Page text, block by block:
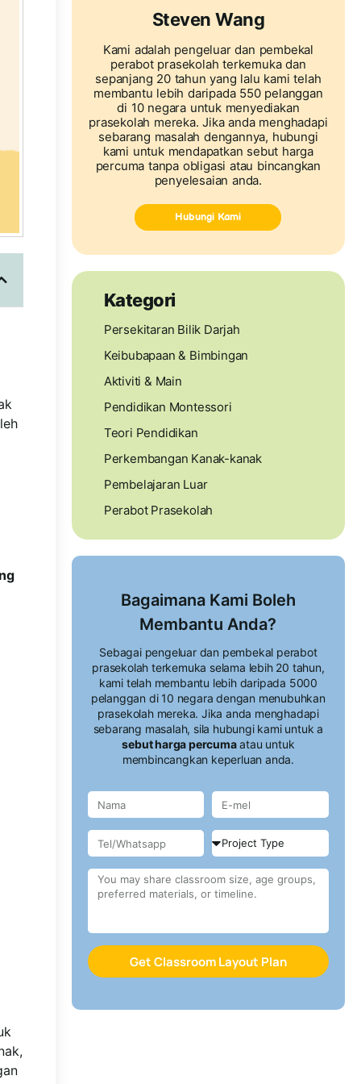
Steven Wang
Kami adalah pengeluar dan pembekal
perabot prasekolah terkemuka dan
sepanjang 20 tahun yang lalu kami telah
membantu lebih daripada 550 pelanggan
di 10 negara untuk menyediakan
prasekolah mereka. Jika anda menghadapi
sebarang masalah dengannya, hubungi
kami untuk mendapatkan sebut harga
percuma tanpa obligasi atau bincangkan
penyelesaian anda.
Hubungi Kami
Kategori
Persekitaran Bilik Darjah
Keibubapaan & Bimbingan
Aktiviti & Main
Pendidikan Montessori
Teori Pendidikan
Perkembangan Kanak-kanak
Pembelajaran Luar
Perabot Prasekolah
Bagaimana Kami Boleh
Membantu Anda?
Sebagai pengeluar dan pembekal perabot
prasekolah terkemuka selama lebih 20 tahun,
kami telah membantu lebih daripada 5000
pelanggan di 10 negara dengan menubuhkan
prasekolah mereka. Jika anda menghadapi
sebarang masalah, sila hubungi kami untuk a
sebut harga percumaatau untuk
membincangkan keperluan anda.
Get Classroom Layout Plan